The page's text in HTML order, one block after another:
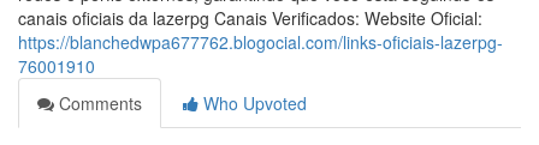
canais oficiais da lazerpg Canais Verificados: Website Oficial:
https://blanchedwpa677762.blogocial.com/links-oficiais-lazerpg-
76001910
Comments
Who Upvoted